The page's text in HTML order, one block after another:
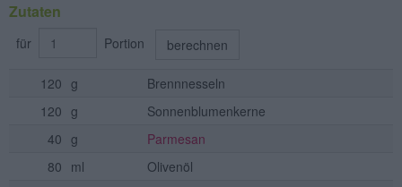
Zutaten
für Portion berechnen
120 g
Brennnesseln
120 g
Sonnenblumenkerne
40 g
Parmesan
80 ml
Olivenöl